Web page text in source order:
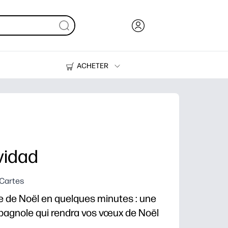
ACHETER
Des imprimantes
Noël en quelques minutes : une
qui rendra vos vœux de Noël